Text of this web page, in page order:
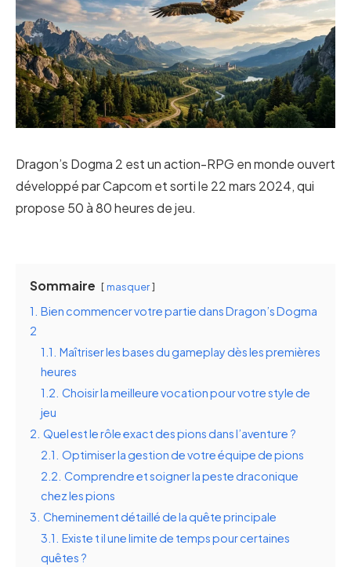
Dragon’s Dogma 2 est un action-RPG en monde ouvert
développé par Capcom et sorti le 22 mars 2024, qui
propose 50 à 80 heures de jeu.
Sommaire masquer
1. Bien commencer votre partie dans Dragon’s Dogma
2
1.1. Maîtriser les bases du gameplay dès les premières
heures
1.2. Choisir la meilleure vocation pour votre style de
jeu
2. Quel est le rôle exact des pions dans l’aventure ?
2.1. Optimiser la gestion de votre équipe de pions
2.2. Comprendre et soigner la peste draconique
chez les pions
3. Cheminement détaillé de la quête principale
3.1. Existe t il une limite de temps pour certaines
quêtes ?